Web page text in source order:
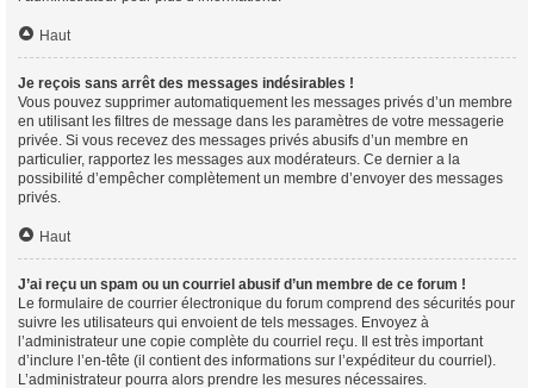
Haut
Je reçois sans arrêt des messages indésirables !
Vous pouvez supprimer automatiquement les messages privés d’un membre
en utilisant les filtres de message dans les paramètres de votre messagerie
privée. Si vous recevez des messages privés abusifs d’un membre en
particulier, rapportez les messages aux modérateurs. Ce dernier a la
possibilité d’empêcher complètement un membre d’envoyer des messages
privés.
Haut
J’ai reçu un spam ou un courriel abusif d’un membre de ce forum !
Le formulaire de courrier électronique du forum comprend des sécurités pour
suivre les utilisateurs qui envoient de tels messages. Envoyez à
l’administrateur une copie complète du courriel reçu. Il est très important
d’inclure l’en-tête (il contient des informations sur l’expéditeur du courriel).
L’administrateur pourra alors prendre les mesures nécessaires.